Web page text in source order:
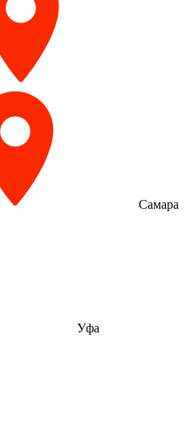
Самара
Уфа